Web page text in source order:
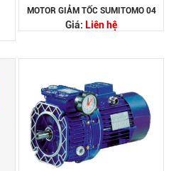
MOTOR GIẢM TỐC SUMITOMO 04
Giá: Liên hệ